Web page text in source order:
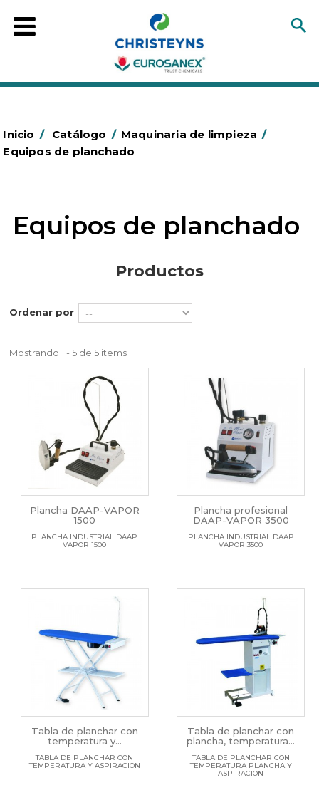
Inicio / Catálogo / Maquinaria de limpieza /
Equipos de planchado
Equipos de planchado
Productos
Ordenar por
Mostrando 1 - 5 de 5 items
Plancha DAAP-VAPOR
1500
PLANCHA INDUSTRIAL DAAP
VAPOR 1500
Plancha profesional
DAAP-VAPOR 3500
PLANCHA INDUSTRIAL DAAP
VAPOR 3500
Tabla de planchar con
temperatura y...
TABLA DE PLANCHAR CON
TEMPERATURA Y ASPIRACION
Tabla de planchar con
plancha, temperatura...
TABLA DE PLANCHAR CON
TEMPERATURA PLANCHA Y
ASPIRACION